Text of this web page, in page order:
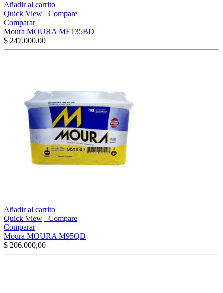
Añadir al carrito
Quick View
Compare
Comparar
Moura MOURA ME135BD
$ 247.000,00
Añadir al carrito
Quick View
Compare
Comparar
Moura MOURA M95QD
$ 206.000,00